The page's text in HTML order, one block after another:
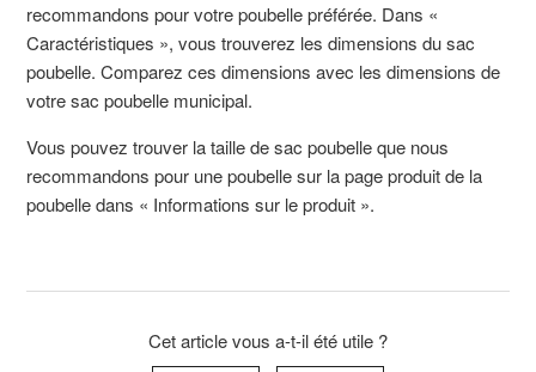
recommandons pour votre poubelle préférée. Dans «
Caractéristiques », vous trouverez les dimensions du sac
poubelle. Comparez ces dimensions avec les dimensions de
votre sac poubelle municipal.
Vous pouvez trouver la taille de sac poubelle que nous
recommandons pour une poubelle sur la page produit de la
poubelle dans « Informations sur le produit ».
Cet article vous a-t-il été utile ?